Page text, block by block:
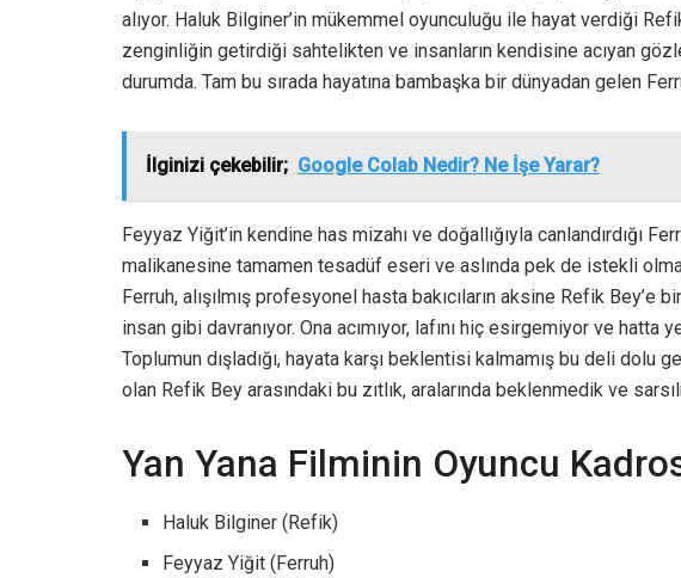
alıyor. Haluk Bilginer’in mükemmel oyunculuğu ile hayat verdiği
zenginliğin getirdiği sahtelikten ve insanların kendisine acıyan
durumda. Tam bu sırada hayatına bambaşka bir dünyadan gelen
İlginizi çekebilir; Google Colab Nedir? Ne İşe Yarar?
Feyyaz Yiğit’in kendine has mizahı ve doğallığıyla canlandırdığı
malikanesine tamamen tesadüf eseri ve aslında pek de istekli
Ferruh, alışılmış profesyonel hasta bakıcıların aksine Refik
insan gibi davranıyor. Ona acımıyor, lafını hiç esirgemiyor ve
Toplumun dışladığı, hayata karşı beklentisi kalmamış bu deli dolu
olan Refik Bey arasındaki bu zıtlık, aralarında beklenmedik ve
Yan Yana Filminin Oyuncu
Haluk Bilginer (Refik)
Feyyaz Yiğit (Ferruh)